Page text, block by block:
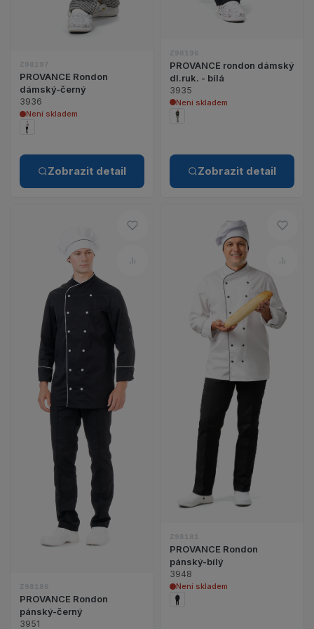
Z98197
PROVANCE Rondon
dámský-černý
3936
Není skladem
Zobrazit detail
Z98196
PROVANCE rondon dámský
dl.ruk. - bílá
3935
Není skladem
Zobrazit detail
Do oblíbených – PROVANCE
Porovnat – PROVANCE
Zobrazit detail produktu PROVANCE Rondon
Z98180
PROVANCE Rondon
pánský-černý
3951
Do
Z98181
PROVANCE Rondon
pánský-bílý
3948
Není skladem